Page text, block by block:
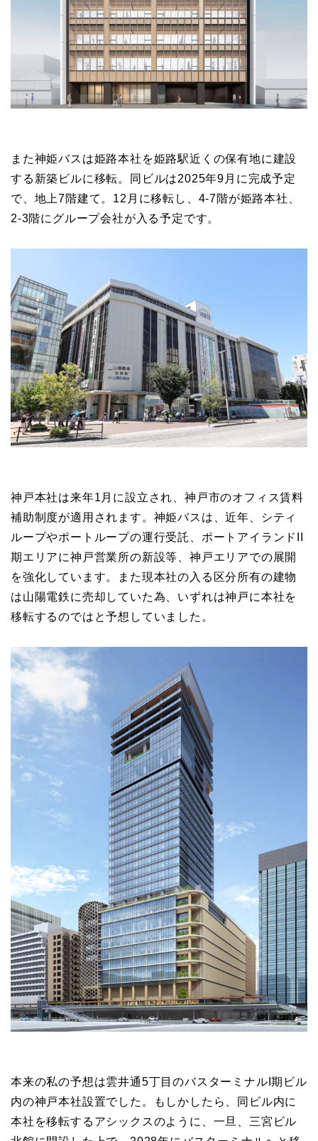
また神姫バスは姫路本社を姫路駅近くの保有地に建設
する新築ビルに移転。同ビルは2025年9月に完成予定
で、地上7階建て。12月に移転し、4-7階が姫路本社、
2-3階にグループ会社が入る予定です。
神戸本社は来年1月に設立され、神戸市のオフィス賃料
補助制度が適用されます。神姫バスは、近年、シティ
ループやポートループの運行受託、ポートアイランドII
期エリアに神戸営業所の新設等、神戸エリアでの展開
を強化しています。また現本社の入る区分所有の建物
は山陽電鉄に売却していた為、いずれは神戸に本社を
移転するのではと予想していました。
本来の私の予想は雲井通5丁目のバスターミナルI期ビル
内の神戸本社設置でした。もしかしたら、同ビル内に
本社を移転するアシックスのように、一旦、三宮ビル